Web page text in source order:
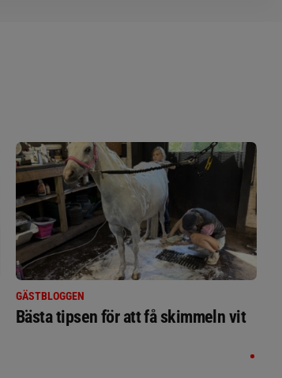
GÄSTBLOGGEN
Bästa tipsen för att få skimmeln vit